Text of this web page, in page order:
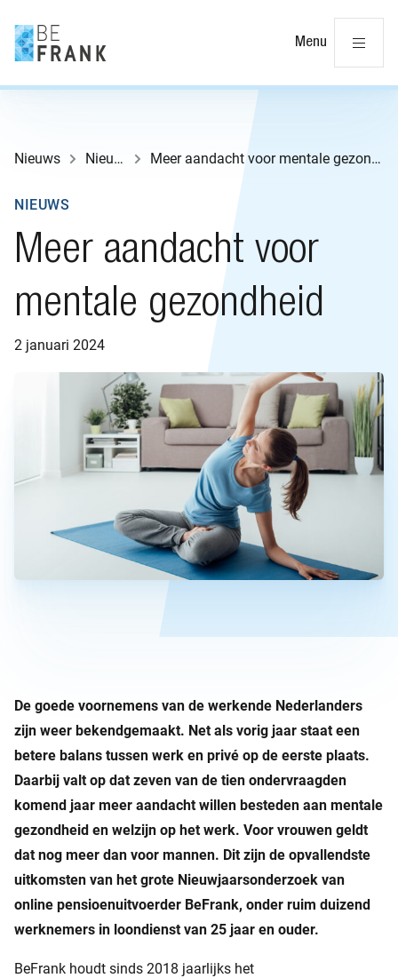
Menu
Nieuws Nieuws Meer aandacht voor mentale gezondheid
Meer aandacht voor
mentale gezondheid
2 januari 2024
NIEUWS
De goede voornemens van de werkende Nederlanders
zijn weer bekendgemaakt. Net als vorig jaar staat een
betere balans tussen werk en privé op de eerste plaats.
Daarbij valt op dat zeven van de tien ondervraagden
komend jaar meer aandacht willen besteden aan mentale
gezondheid en welzijn op het werk. Voor vrouwen geldt
dat nog meer dan voor mannen. Dit zijn de opvallendste
uitkomsten van het grote Nieuwjaarsonderzoek van
online pensioenuitvoerder BeFrank, onder ruim duizend
werknemers in loondienst van 25 jaar en ouder.
BeFrank houdt sinds 2018 jaarlijks het